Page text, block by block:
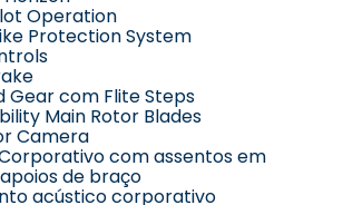
Operation
Protection System
Gear com Flite Steps
Main Rotor Blades
Camera
com assentos em
de braço
acústico corporativo